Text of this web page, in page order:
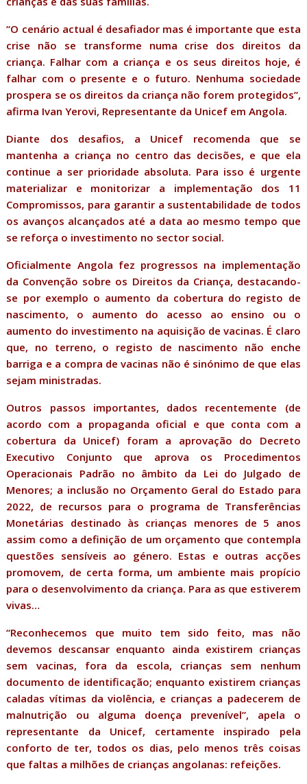
“O cenário actual é desafiador mas é importante que esta
crise não se transforme numa crise dos direitos da
criança. Falhar com a criança e os seus direitos hoje, é
falhar com o presente e o futuro. Nenhuma sociedade
prospera se os direitos da criança não forem protegidos”,
afirma Ivan Yerovi, Representante da Unicef em Angola.
Diante dos desafios, a Unicef recomenda que se
mantenha a criança no centro das decisões, e que ela
continue a ser prioridade absoluta. Para isso é urgente
materializar e monitorizar a implementação dos 11
Compromissos, para garantir a sustentabilidade de todos
os avanços alcançados até a data ao mesmo tempo que
se reforça o investimento no sector social.
Oficialmente Angola fez progressos na implementação
da Convenção sobre os Direitos da Criança, destacando-
se por exemplo o aumento da cobertura do registo de
nascimento, o aumento do acesso ao ensino ou o
aumento do investimento na aquisição de vacinas. É claro
que, no terreno, o registo de nascimento não enche
barriga e a compra de vacinas não é sinónimo de que elas
sejam ministradas.
Outros passos importantes, dados recentemente (de
acordo com a propaganda oficial e que conta com a
cobertura da Unicef) foram a aprovação do Decreto
Executivo Conjunto que aprova os Procedimentos
Operacionais Padrão no âmbito da Lei do Julgado de
Menores; a inclusão no Orçamento Geral do Estado para
2022, de recursos para o programa de Transferências
Monetárias destinado às crianças menores de 5 anos
assim como a definição de um orçamento que contempla
questões sensíveis ao género. Estas e outras acções
promovem, de certa forma, um ambiente mais propício
para o desenvolvimento da criança. Para as que estiverem
vivas…
“Reconhecemos que muito tem sido feito, mas não
devemos descansar enquanto ainda existirem crianças
sem vacinas, fora da escola, crianças sem nenhum
documento de identificação; enquanto existirem crianças
caladas vítimas da violência, e crianças a padecerem de
malnutrição ou alguma doença prevenível”, apela o
representante da Unicef, certamente inspirado pela
conforto de ter, todos os dias, pelo menos três coisas
que faltas a milhões de crianças angolanas: refeições.